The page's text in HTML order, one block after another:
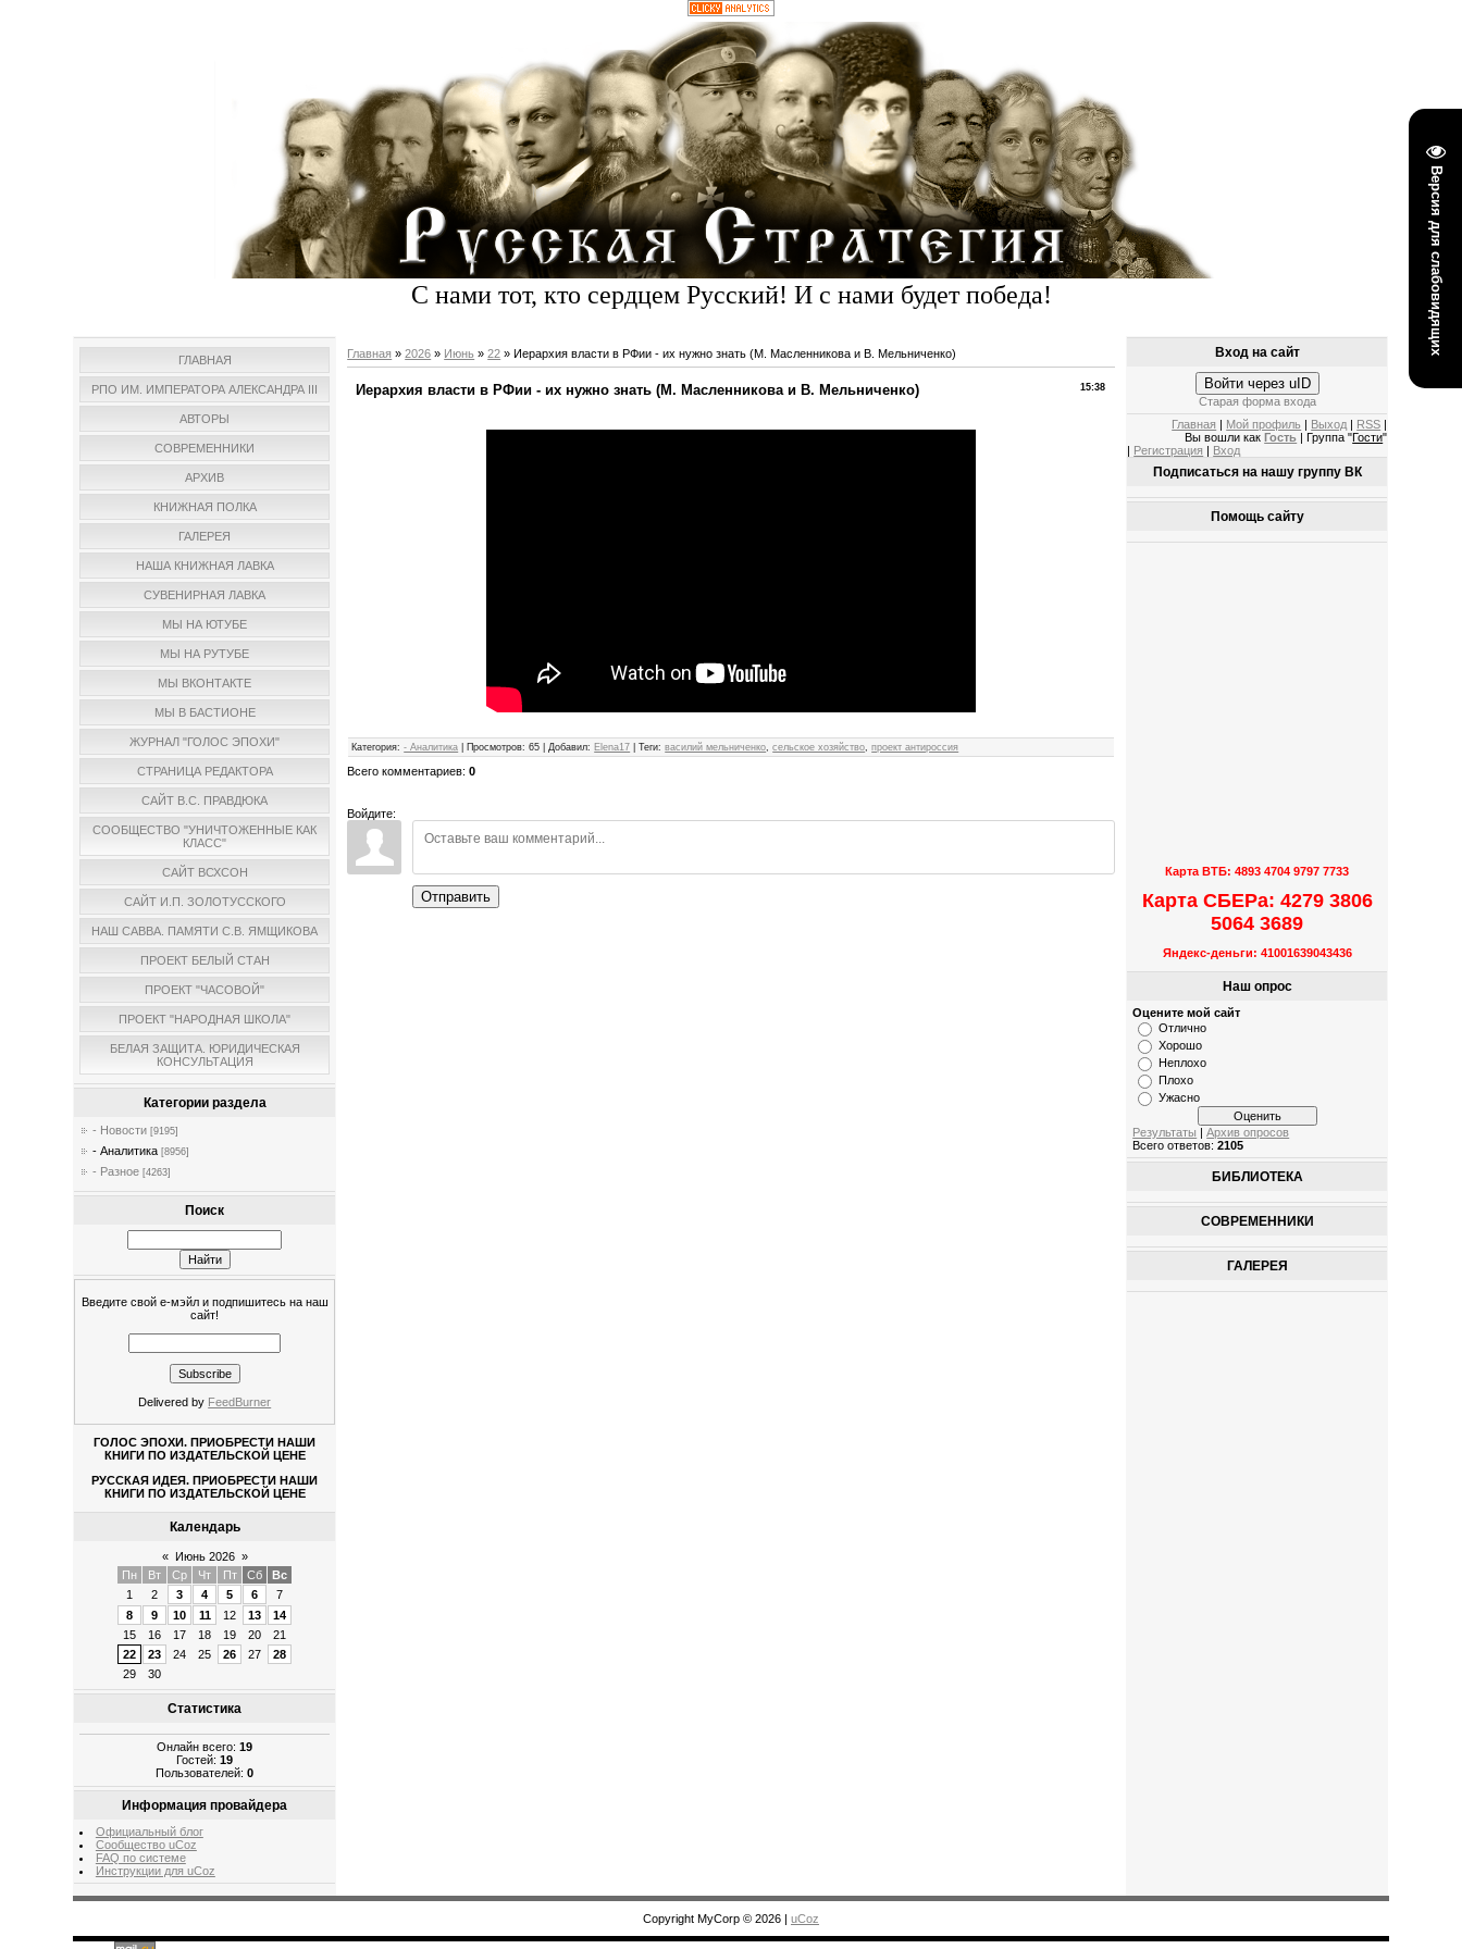
Версия для слабовидящих
С нами тот, кто сердцем Русский! И с нами будет победа!
ГЛАВНАЯ
РПО ИМ. ИМПЕРАТОРА АЛЕКСАНДРА III
АВТОРЫ
СОВРЕМЕННИКИ
АРХИВ
КНИЖНАЯ ПОЛКА
ГАЛЕРЕЯ
НАША КНИЖНАЯ ЛАВКА
СУВЕНИРНАЯ ЛАВКА
МЫ НА ЮТУБЕ
МЫ НА РУТУБЕ
МЫ ВКОНТАКТЕ
МЫ В БАСТИОНЕ
ЖУРНАЛ "ГОЛОС ЭПОХИ"
СТРАНИЦА РЕДАКТОРА
САЙТ В.С. ПРАВДЮКА
СООБЩЕСТВО "УНИЧТОЖЕННЫЕ КАК
КЛАСС"
САЙТ ВСХСОН
САЙТ И.П. ЗОЛОТУССКОГО
НАШ САВВА. ПАМЯТИ С.В. ЯМЩИКОВА
ПРОЕКТ БЕЛЫЙ СТАН
ПРОЕКТ "ЧАСОВОЙ"
ПРОЕКТ "НАРОДНАЯ ШКОЛА"
БЕЛАЯ ЗАЩИТА. ЮРИДИЧЕСКАЯ
КОНСУЛЬТАЦИЯ
Категории раздела
- Новости [9195]
- Аналитика [8956]
- Разное [4263]
Поиск
Введите свой е-мэйл и подпишитесь на наш
сайт!
Delivered by FeedBurner
ГОЛОС ЭПОХИ. ПРИОБРЕСТИ НАШИ
КНИГИ ПО ИЗДАТЕЛЬСКОЙ ЦЕНЕ
РУССКАЯ ИДЕЯ. ПРИОБРЕСТИ НАШИ
КНИГИ ПО ИЗДАТЕЛЬСКОЙ ЦЕНЕ
Календарь
« Июнь 2026 »
Пн
Вт Ср Чт Пт Сб
Вс
1
2 3 4 5 6
7
8
9 10 11 12 13
14
15
16 17 18 19 20
21
22
23 24 25 26 27
28
29
30
Статистика
Онлайн всего:19
Гостей:19
Пользователей:0
Информация провайдера
Официальный блог
Сообщество uCoz
FAQ по системе
Инструкции для uCoz
Главная »2026 » Июнь » 22 » Иерархия власти в РФии - их нужно знать (М. Масленникова и В. Мельниченко)
15:38
Иерархия власти в РФии - их нужно знать (М. Масленникова и В. Мельниченко)
Категория: - Аналитика Просмотров: 65 |Добавил: Elena17 |Теги: василий мельниченко,сельское хозяйство,проект антироссия
Всего комментариев:0
Войдите:
Отправить
Вход на сайт
Войти через uID
Старая форма входа
Главная
Мой профиль Выход RSS
Вы вошли как Гость | Группа "Гости"
Регистрация Вход
Подписаться на нашу группу ВК
Помощь сайту
Карта ВТБ: 4893 4704 9797 7733
Карта СБЕРа: 4279 3806
5064 3689
Яндекс-деньги: 41001639043436
Наш опрос
Оцените мой сайт
Отлично
Хорошо
Неплохо
Плохо
Ужасно
Результаты |Архив опросов
Всего ответов:2105
БИБЛИОТЕКА
СОВРЕМЕННИКИ
ГАЛЕРЕЯ
Copyright MyCorp © 2026 uCoz